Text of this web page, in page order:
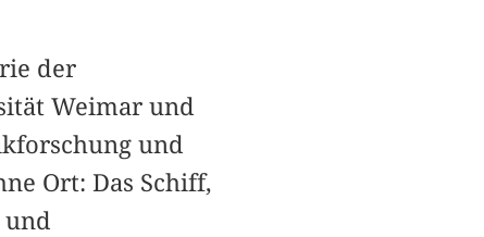
der
Weimar und
und
Ort: Das Schiff,
und